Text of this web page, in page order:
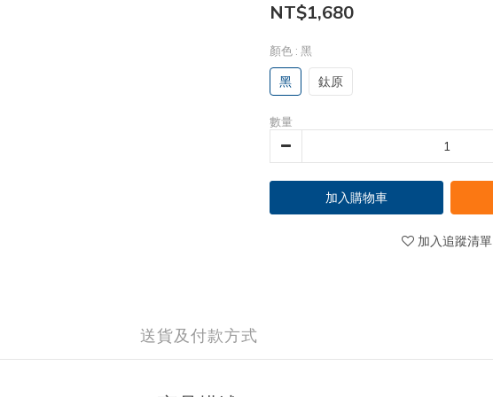
NT$1,680
顏色 : 黑
黑 鈦原
數量
加入購物車
加入追蹤清單
送貨及付款方式